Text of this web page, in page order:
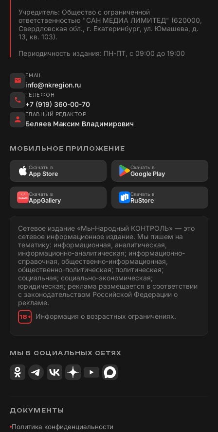
Учредитель: Общество с ограниченной
ответственностью "САН МЕДИА ЛИМИТЕД" (620000,
Свердловская обл., г. Екатеринбург, ул. Юмашева, д.
13, кв. 103).
Периодичность издания: ПН-ПТ, с 09:00 до 19:00
EMAIL
info@nkregion.ru
ТЕЛЕФОН
+7 (919) 360-00-70
ГЛАВНЫЙ РЕДАКТОР
Беляев Максим Владимирович
МОБИЛЬНОЕ ПРИЛОЖЕНИЕ
Скачать в
App Store
Скачать в
Google Play
Скачать в
AppGallery
Скачать в
RuStore
Сетевое издание «Мы-Народный КОНТРОЛЬ» — это
сетевое информационное издание. Мы пишем на
тематику: информационная, аналитическая,
информационно-аналитическая; информационно-
справочная, общественно-информационная,
общественно-политическая; политическая;
социальная; социально-экономическая;
юридическая; реклама размещается в соответствии
с законодательством Российской Федерации о
рекламе.
18+ Информация о возрастных ограничениях.
МЫ В СОЦИАЛЬНЫХ СЕТЯХ
ДОКУМЕНТЫ
Политика конфиденциальности